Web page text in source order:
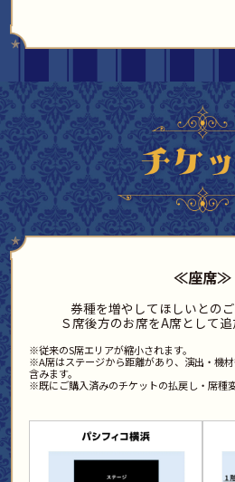
≪座席≫
券種を増やしてほしいとのご
Ｓ席後方のお席をA席として追
※従来のS席エリアが縮小されます。
※A席はステージから距離があり、演出・機
含みます。
※既にご購入済みのチケットの払戻し・席種